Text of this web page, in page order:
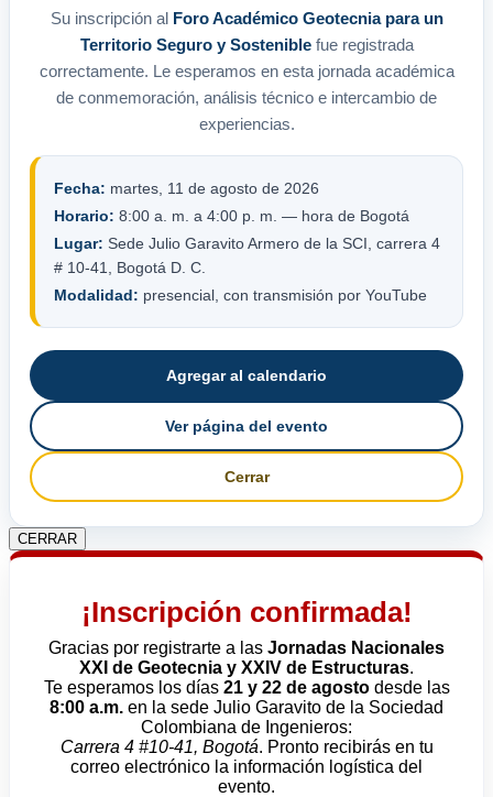
Su inscripción al Foro Académico Geotecnia para un
Territorio Seguro y Sosteniblefue registrada
correctamente. Le esperamos en esta jornada académica
de conmemoración, análisis técnico e intercambio de
experiencias.
Fecha: martes, 11 de agosto de 2026
Horario: 8:00 a. m. a 4:00 p. m. — hora de Bogotá
Lugar: Sede Julio Garavito Armero de la SCI, carrera 4
# 10-41, Bogotá D. C.
Modalidad: presencial, con transmisión por YouTube
Agregar al calendario
Ver página del evento
Cerrar
CERRAR
¡Inscripción confirmada!
Gracias por registrarte a las Jornadas Nacionales
XXI de Geotecnia y XXIV de Estructuras.
Te esperamos los días 21 y 22 de agostodesde las
8:00 a.m. en la sede Julio Garavito de la Sociedad
Colombiana de Ingenieros:
Carrera 4 #10-41, Bogotá. Pronto recibirás en tu
correo electrónico la información logística del
evento.